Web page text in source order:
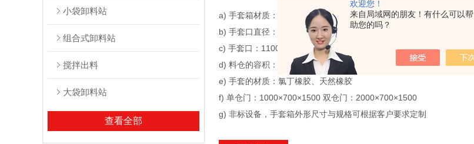
欢迎您！
来自局域网的朋友！有什么可以帮
助您的吗？
小袋卸料站
组合式卸料站
搅拌出料
大袋卸料站
查看全部
a) 手套箱材质：304、316L
b) 手套口直径：160mm
c) 手套口：1100 mm
d) 料仓的容积：根据客户需求定制
e) 手套的材质：氯丁橡胶、天然橡胶
f) 单仓门：1000×700×1500 双仓门：2000×700×1500
g) 非标设备，手套箱外形尺寸与规格可根据客户要求定制